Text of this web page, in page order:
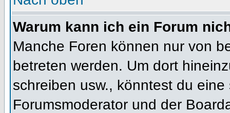
Warum kann ich ein Forum
Manche Foren können nur von
betreten werden. Um dort
schreiben usw., könntest du
Forumsmoderator und der